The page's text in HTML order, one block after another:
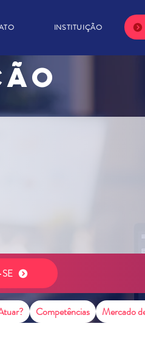
INSTITUIÇÃO
Competências Mercado